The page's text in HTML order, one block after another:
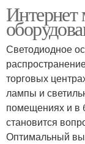
Интернет
Светодиодное
торговых
лампы и
помещениях и в
становится
Оптимальный